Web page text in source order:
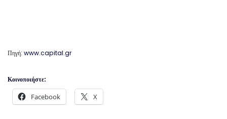
Πηγή: www.capital.gr
Κοινοποιήστε:
Facebook X